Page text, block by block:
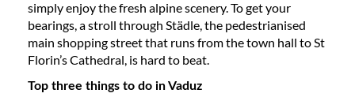
simply enjoy the fresh alpine scenery. To get your
bearings, a stroll through Städle, the pedestrianised
main shopping street that runs from the town hall to St
Florin’s Cathedral, is hard to beat.
Top three things to do in Vaduz